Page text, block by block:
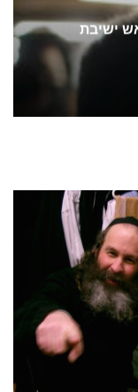
ישיבת